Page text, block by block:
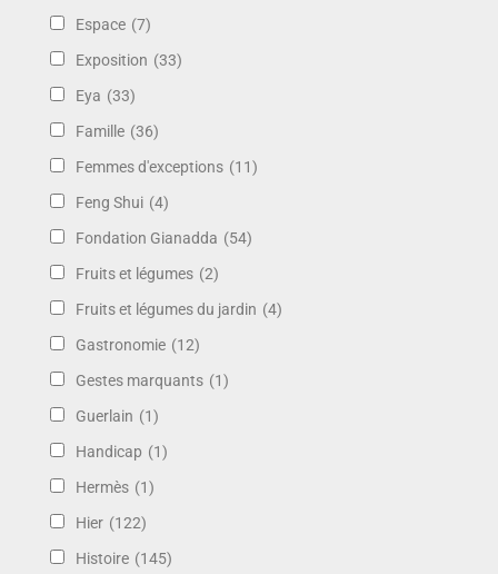
Espace (7)
Exposition (33)
Eya (33)
Famille (36)
Femmes d'exceptions (11)
Feng Shui (4)
Fondation Gianadda (54)
Fruits et légumes (2)
Fruits et légumes du jardin (4)
Gastronomie (12)
Gestes marquants (1)
Guerlain (1)
Handicap (1)
Hermès (1)
Hier (122)
Histoire (145)